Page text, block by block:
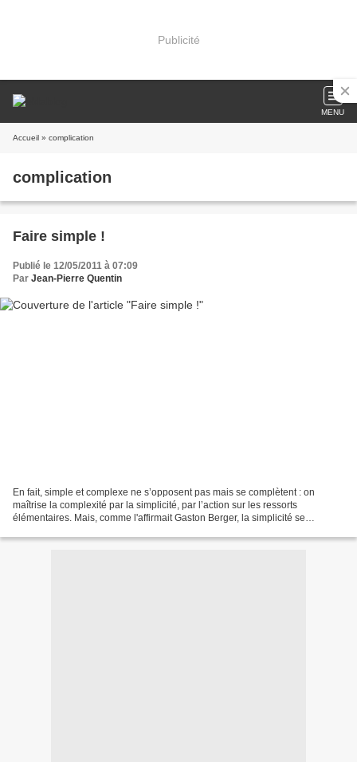
Publicité
MENU
Accueil » complication
complication
Faire simple !
Publié le 12/05/2011 à 07:09
Par Jean-Pierre Quentin
En fait, simple et complexe ne s’opposent pas mais se complètent : on
maîtrise la complexité par la simplicité, par l’action sur les ressorts
élémentaires. Mais, comme l'affirmait Gaston Berger, la simplicité se